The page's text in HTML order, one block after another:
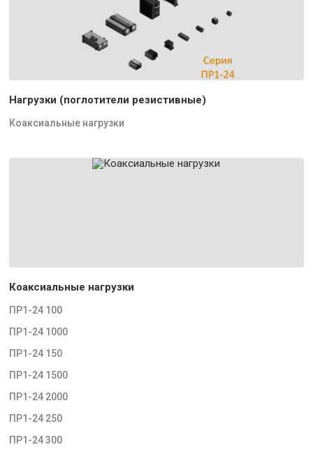
Нагрузки (поглотители резистивные)
Коаксиальные нагрузки
Коаксиальные нагрузки
ПР1-24 100
ПР1-24 1000
ПР1-24 150
ПР1-24 1500
ПР1-24 2000
ПР1-24 250
ПР1-24 300